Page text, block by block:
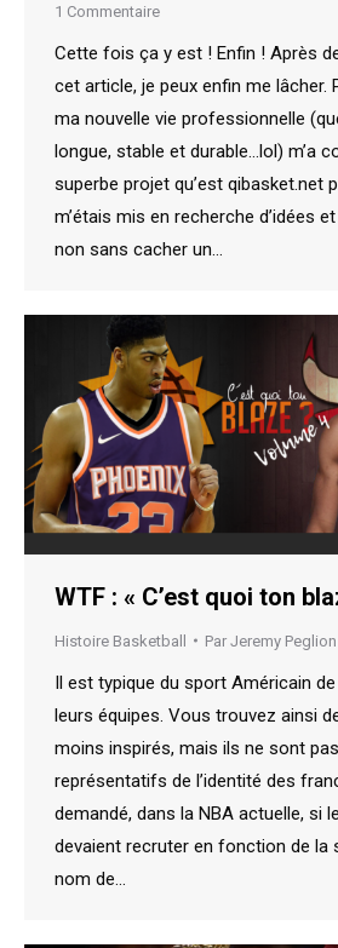
1 Commentaire
Cette fois ça y est ! Enfin ! Après
cet article, je peux enfin me lâcher.
ma nouvelle vie professionnelle
longue, stable et durable…lol) m’a
superbe projet qu’est qibasket.net
m’étais mis en recherche d’idées
non sans cacher un…
WTF : « C’est quoi ton
Histoire Basketball Par Jeremy Peglion
Il est typique du sport Américain
leurs équipes. Vous trouvez ainsi
moins inspirés, mais ils ne sont
représentatifs de l’identité des
demandé, dans la NBA actuelle, si
devaient recruter en fonction de la
nom de…